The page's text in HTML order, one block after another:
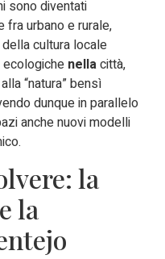
sono diventati
urbano e rurale,
cultura locale
nellacittà,
“natura” bensì
dunque in parallelo
anche nuovi modelli
la
la